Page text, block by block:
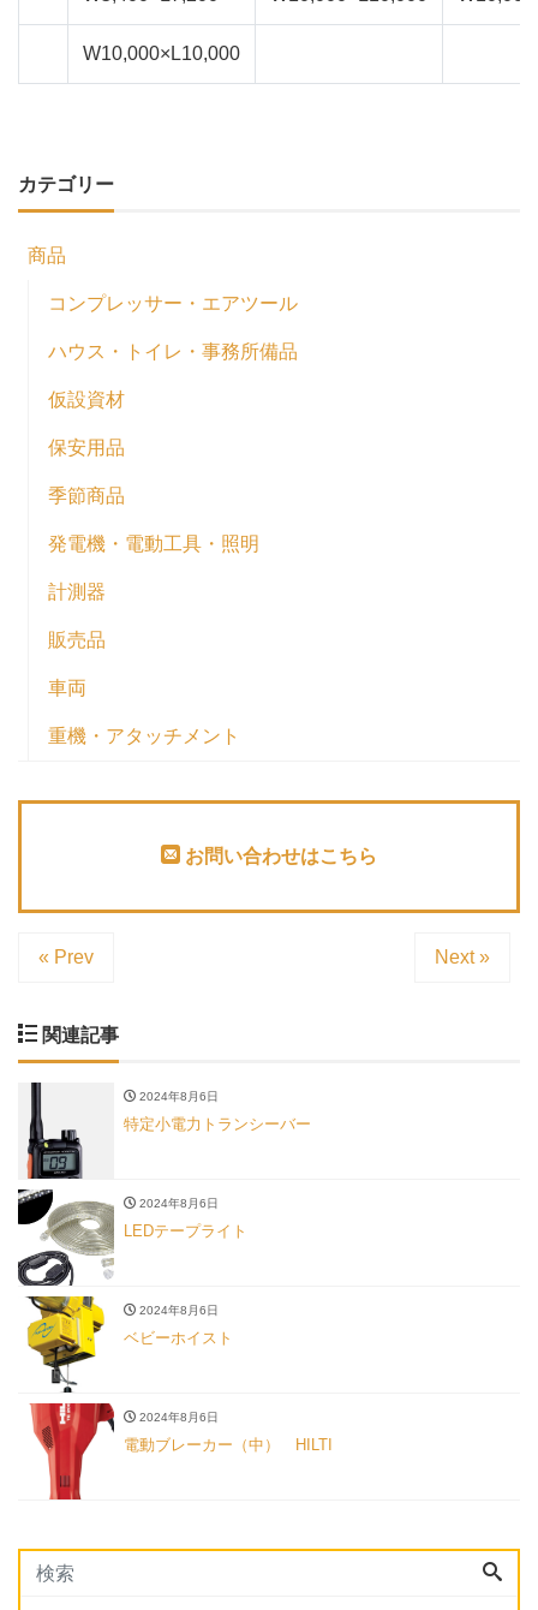
W10,000×L10,000
カテゴリー
商品
コンプレッサー・エアツール
ハウス・トイレ・事務所備品
仮設資材
保安用品
季節商品
発電機・電動工具・照明
計測器
販売品
車両
重機・アタッチメント
お問い合わせはこちら
« Prev Next »
関連記事
2024年8月6日
特定小電力トランシーバー
2024年8月6日
LEDテープライト
2024年8月6日
ベビーホイスト
2024年8月6日
電動ブレーカー（中） HILTI